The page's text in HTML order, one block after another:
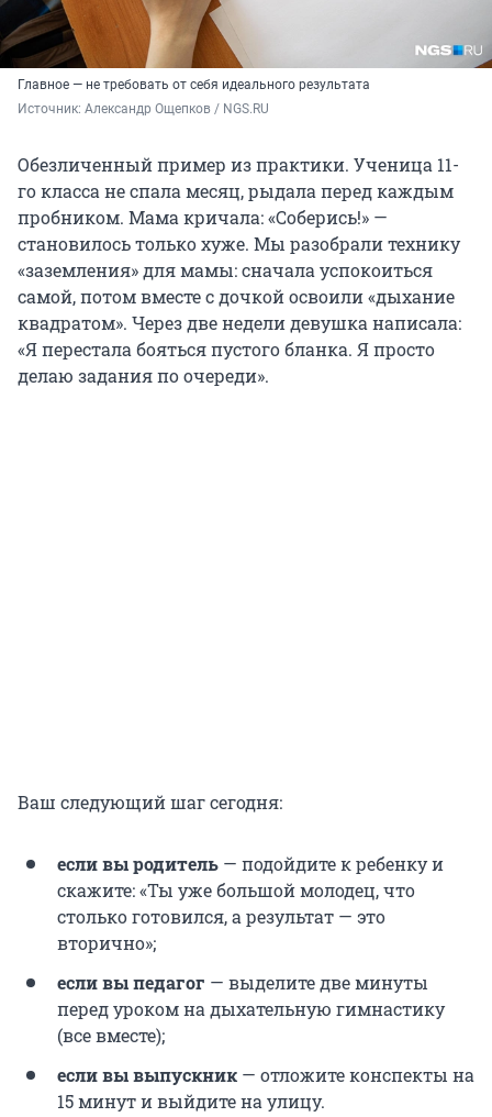
Главное — не требовать от себя идеального результата
Источник: Александр Ощепков / NGS.RU
Обезличенный пример из практики. Ученица 11-
го класса не спала месяц, рыдала перед каждым
пробником. Мама кричала: «Соберись!» —
становилось только хуже. Мы разобрали технику
«заземления» для мамы: сначала успокоиться
самой, потом вместе с дочкой освоили «дыхание
квадратом». Через две недели девушка написала:
«Я перестала бояться пустого бланка. Я просто
делаю задания по очереди».
Ваш следующий шаг сегодня:
если вы родитель — подойдите к ребенку и
скажите: «Ты уже большой молодец, что
столько готовился, а результат — это
вторично»;
если вы педагог — выделите две минуты
перед уроком на дыхательную гимнастику
(все вместе);
если вы выпускник — отложите конспекты на
15 минут и выйдите на улицу.